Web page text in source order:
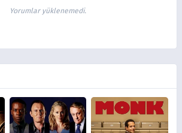
Yorumlar yüklenemedi.